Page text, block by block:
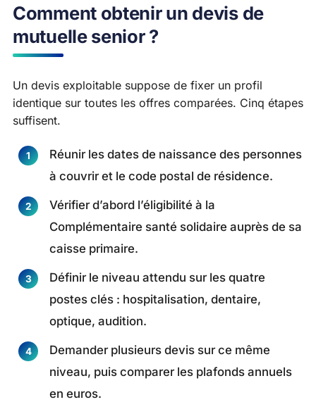
Comment obtenir un devis de
mutuelle senior ?
Un devis exploitable suppose de fixer un profil
identique sur toutes les offres comparées. Cinq étapes
suffisent.
Réunir les dates de naissance des personnes
à couvrir et le code postal de résidence.
Vérifier d’abord l’éligibilité à la
Complémentaire santé solidaire auprès de sa
caisse primaire.
Définir le niveau attendu sur les quatre
postes clés : hospitalisation, dentaire,
optique, audition.
Demander plusieurs devis sur ce même
niveau, puis comparer les plafonds annuels
en euros.